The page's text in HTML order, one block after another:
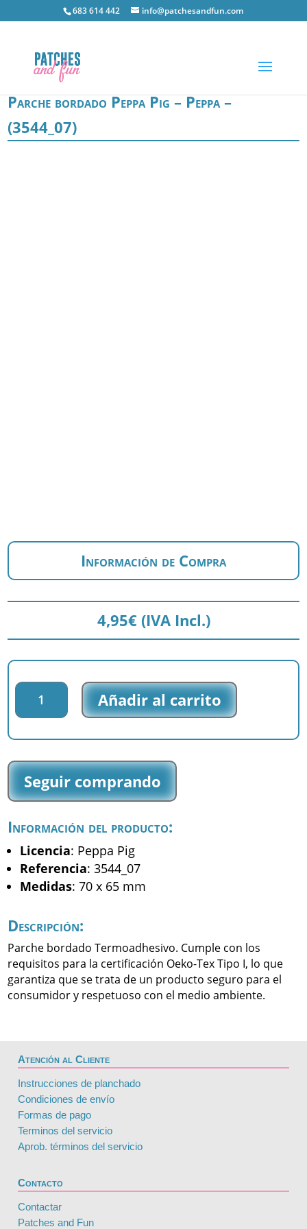
683 614 442 info@patchesandfun.com
Parche bordado Peppa Pig – Peppa –
(3544_07)
Información de Compra
4,95€ (IVA Incl.)
Parche
bordado
Peppa
Pig
Peppa
(3544_07)
Añadir al carrito
Seguir comprando
Información del producto:
Licencia: Peppa Pig
Referencia: 3544_07
Medidas: 70 x 65 mm
Descripción:
Parche bordado Termoadhesivo. Cumple con los
requisitos para la certificación Oeko-Tex Tipo I, lo que
garantiza que se trata de un producto seguro para el
consumidor y respetuoso con el medio ambiente.
Atención al Cliente
Instrucciones de planchado
Condiciones de envío
Formas de pago
Terminos del servicio
Aprob. términos del servicio
Contacto
Contactar
Patches and Fun